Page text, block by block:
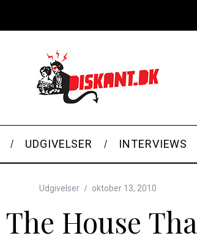
UDGIVELSER INTERVIEWS
Udgivelser oktober 13, 2010
The House